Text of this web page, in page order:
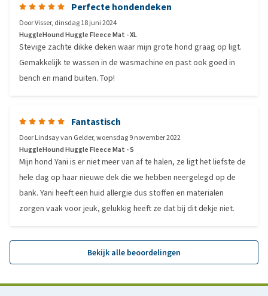
Perfecte hondendeken
DoorVisser, dinsdag 18 juni 2024
HuggleHound Huggle Fleece Mat - XL
Stevige zachte dikke deken waar mijn grote hond graag op ligt.
Gemakkelijk te wassen in de wasmachine en past ook goed in
bench en mand buiten. Top!
Fantastisch
DoorLindsay van Gelder,woensdag 9 november 2022
HuggleHound Huggle Fleece Mat - S
Mijn hond Yani is er niet meer van af te halen, ze ligt het liefste de
hele dag op haar nieuwe dek die we hebben neergelegd op de
bank. Yani heeft een huid allergie dus stoffen en materialen
zorgen vaak voor jeuk, gelukkig heeft ze dat bij dit dekje niet.
Bekijk alle beoordelingen